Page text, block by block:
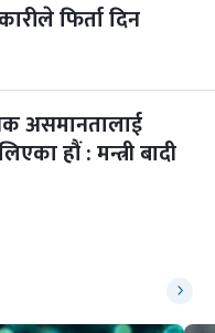
फिर्ता दिन
असमानतालाई
हौं : मन्त्री बादी